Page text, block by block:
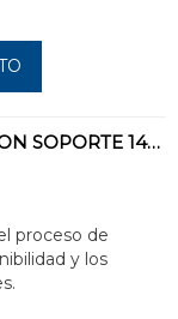
SECADOR DE PELO CON SOPORTE 1400W BLANCO
proceso de
y los